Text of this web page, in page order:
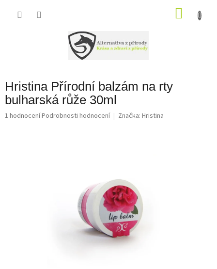
Hristina Přírodní balzám na rty
bulharská růže 30ml
Průměrné
1 hodnoceníPodrobnosti hodnocení Značka: Hristina